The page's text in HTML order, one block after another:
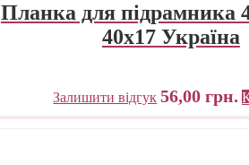
Планка для підрамника
40х17 Україна
Залишити відгук 56,00грн.